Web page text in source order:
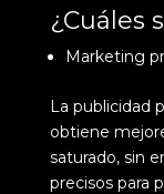
¿Cuáles
Marketing
La publicidad
obtiene
saturado, sin
precisos para